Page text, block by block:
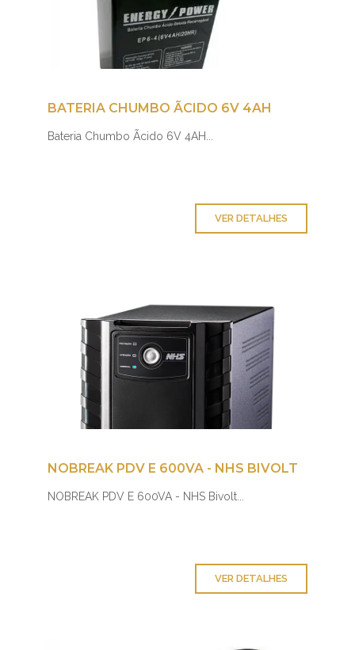
BATERIA CHUMBO ÃCIDO 6V 4AH
Bateria Chumbo Ãcido 6V 4AH...
VER DETALHES
NOBREAK PDV E 600VA - NHS BIVOLT
NOBREAK PDV E 600VA - NHS Bivolt...
VER DETALHES